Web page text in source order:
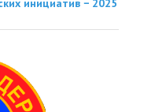
инициатив − 2025